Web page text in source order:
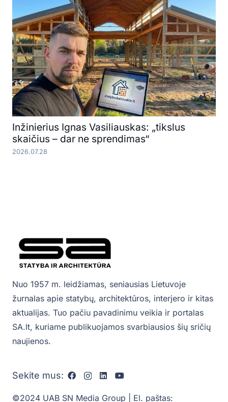
Inžinierius Ignas Vasiliauskas: „tikslus
skaičius – dar ne sprendimas“
2026.07.28
Nuo 1957 m. leidžiamas, seniausias Lietuvoje
žurnalas apie statybų, architektūros, interjero ir kitas
aktualijas. Tuo pačiu pavadinimu veikia ir portalas
SA.lt, kuriame publikuojamos svarbiausios šių sričių
naujienos.
Sekite mus:
©2024 UAB SN Media Group | El. paštas: